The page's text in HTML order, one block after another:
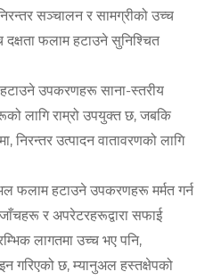
सञ्चालन र सामग्रीको उच्च
दक्षता फलाम हटाउने सुनिश्चित
उपकरणहरू साना-स्तरीय
लागि राम्रो उपयुक्त छ, जबकि
निरन्तर उत्पादन वातावरणको लागि
फलाम हटाउने उपकरणहरू मर्मत गर्न
र अपरेटरहरूद्वारा सफाई
लागतमा उच्च भए पनि,
गरिएको छ, म्यानुअल हस्तक्षेपको